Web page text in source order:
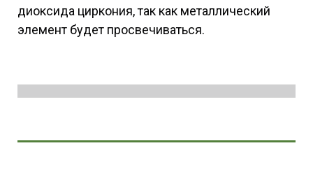
диоксида циркония, так как металлический
элемент будет просвечиваться.